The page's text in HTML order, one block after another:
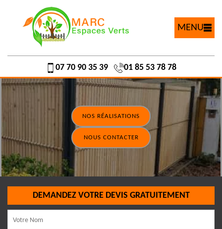
MENU
07 70 90 35 39 01 85 53 78 78
NOS RÉALISATIONS
NOUS CONTACTER
DEMANDEZ VOTRE DEVIS GRATUITEMENT